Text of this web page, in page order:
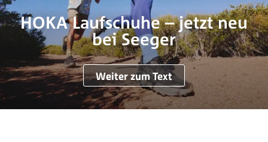
HOKA Laufschuhe – jetzt neu
bei Seeger
Weiter zum Text